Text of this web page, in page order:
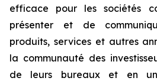
efficace pour les sociétés
présenter et de
produits, services et autres
la communauté des
de leurs bureaux et en